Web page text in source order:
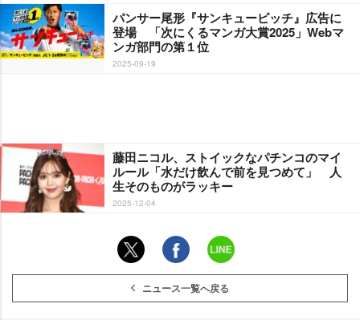
パンサー尾形『サンキューピッチ』広告に
登場 「次にくるマンガ大賞2025」Webマ
ンガ部門の第１位
2025-09-19
藤田ニコル、ストイックなパチンコのマイ
ルール「水だけ飲んで前を見つめて」 人
生そのものがラッキー
2025-12-04
ニュース一覧へ戻る